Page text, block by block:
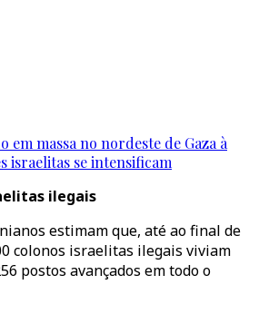
em massa no nordeste de Gaza à
israelitas se intensificam
ilegais
estimam que, até ao final de
colonos israelitas ilegais viviam
postos avançados em todo o